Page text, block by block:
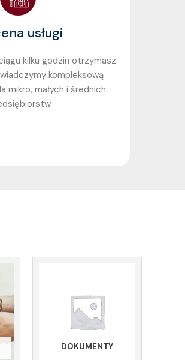
usługi
kilku godzin otrzymasz
kompleksową
mikro, małych i średnich
DOKUMENTY